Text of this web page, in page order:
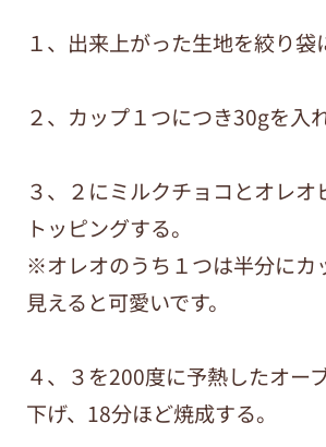
１、出来上がった生地を絞り袋
２、カップ１つにつき30gを入
３、２にミルクチョコとオレオ
トッピングする。
※オレオのうち１つは半分にカ
見えると可愛いです。
４、３を200度に予熱したオー
下げ、18分ほど焼成する。